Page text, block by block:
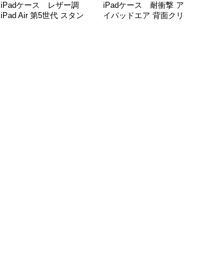
iPadケース レザー調
iPad Air 第5世代 スタン
iPadケース 耐衝撃 ア
イパッドエア 背面クリ